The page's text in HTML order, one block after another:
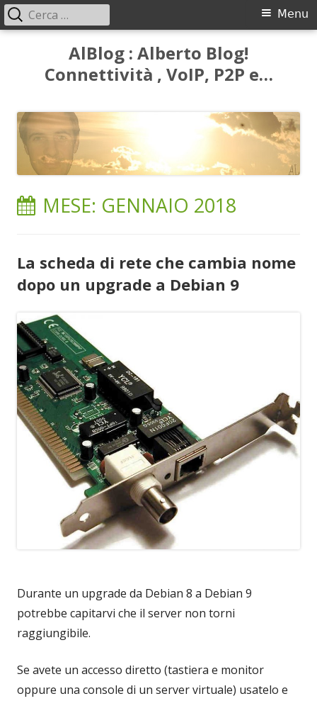
contenuto
AlBlog : Alberto Blog!
Connettività , VoIP, P2P e…
Menu
principale
Menu
Ricerca
per:
MESE: GENNAIO 2018
La scheda di rete che cambia nome
dopo un upgrade a Debian 9
Durante un upgrade da Debian 8 a Debian 9
potrebbe capitarvi che il server non torni
raggiungibile.
Se avete un accesso diretto (tastiera e monitor
oppure una console di un server virtuale) usatelo e